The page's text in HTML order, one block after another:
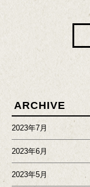
ARCHIVE
2023年7月
2023年6月
2023年5月